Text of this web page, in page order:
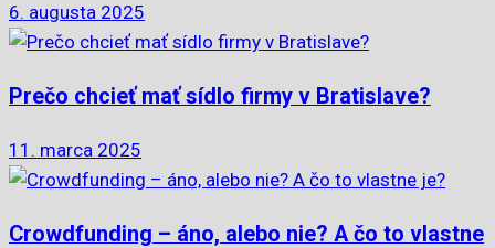
6. augusta 2025
Prečo chcieť mať sídlo firmy v Bratislave?
11. marca 2025
Crowdfunding – áno, alebo nie? A čo to vlastne